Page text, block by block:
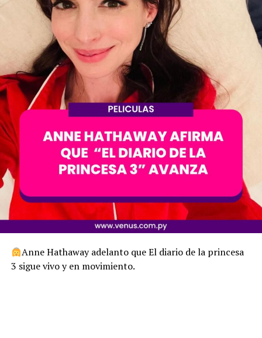
Anne Hathaway adelanto que El diario de la princesa
3 sigue vivo y en movimiento.